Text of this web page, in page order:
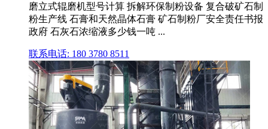
磨立式辊磨机型号计算 拆解环保制粉设备 复合破矿石制
粉生产线 石膏和天然晶体石膏 矿石制粉厂安全责任书报
政府 石灰石浓缩液多少钱一吨 ...
联系电话: 180 3780 8511